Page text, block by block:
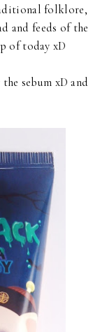
folklore,
and feeds of the
of today xD
sebum xD and